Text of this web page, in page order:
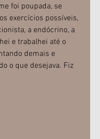
foi poupada, se
exercícios possíveis,
a endócrino, a
e trabalhei até o
demais e
o que desejava. Fiz